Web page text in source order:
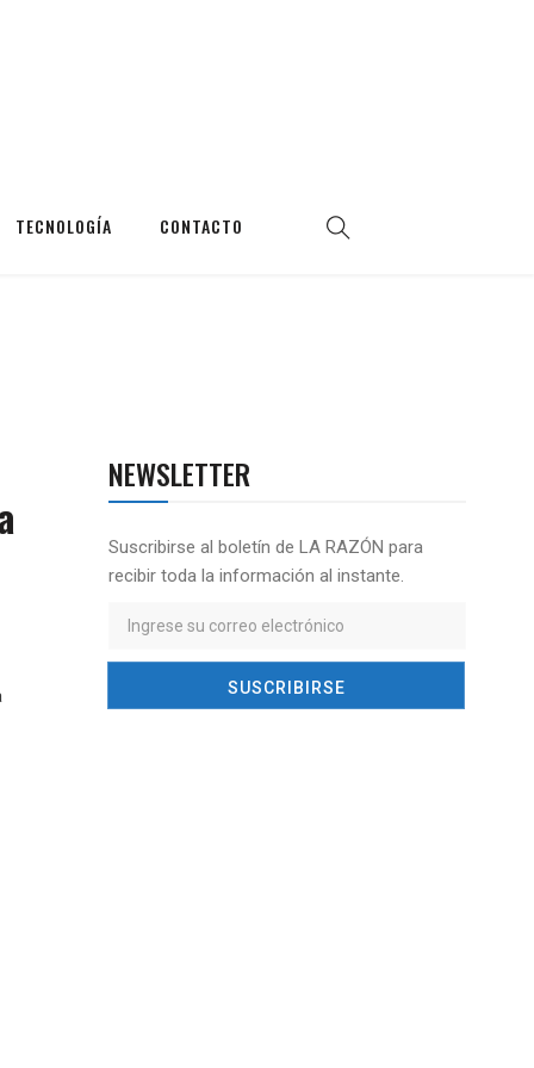
TECNOLOGÍA CONTACTO
NEWSLETTER
Suscribirse al boletín de LA RAZÓN para
recibir toda la información al instante.